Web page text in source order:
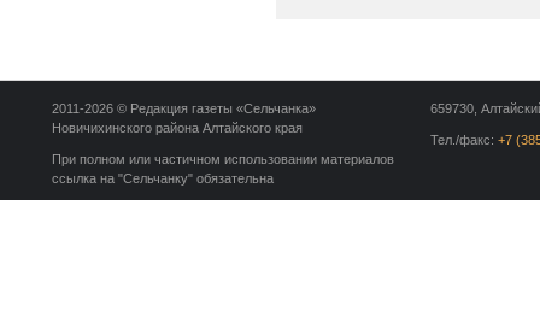
659730,
Тел./факс: +7
2011-2026 © Редакция газеты «Сельчанка»
Новичихинского района Алтайского края
При полном или частичном использовании материалов
ссылка на "Сельчанку" обязательна